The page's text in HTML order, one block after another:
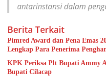
antarinstansi dalam
Berita Terkait
Pimred Award dan Pena Emas
Lengkap Para Penerima
KPK Periksa Plt Bupati Ammy
Bupati Cilacap